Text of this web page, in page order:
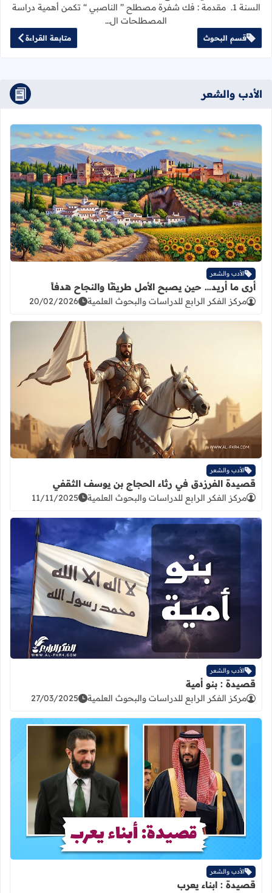
السنة 1. مقدمة : فك شفرة مصطلح ” الناصبي “ تكمن أهمية دراسة
المصطلحات ال…
قسم البحوث متابعة القراءة
الأدب والشعر
اقرأ المزيد عن أرى ما أريد… حين
الأدب والشعر
أرى ما أريد… حين يصبح الأمل طريقًا والنجاح هدفاً
مركز الفكر الرابع للدراسات والبحوث العلمية 20/02/2026
اقرأ المزيد عن قصيدة الفرزدق في
الأدب والشعر
قصيدة الفرزدق في رثاء الحجاج بن يوسف الثقفي
مركز الفكر الرابع للدراسات والبحوث العلمية 11/11/2025
اقرأ المزيد عن قصيدة : بنو أمية
الأدب والشعر
قصيدة : بنو أمية
مركز الفكر الرابع للدراسات والبحوث العلمية 27/03/2025
اقرأ المزيد عن قصيدة : ابناء يعرب
الأدب والشعر
قصيدة : ابناء يعرب